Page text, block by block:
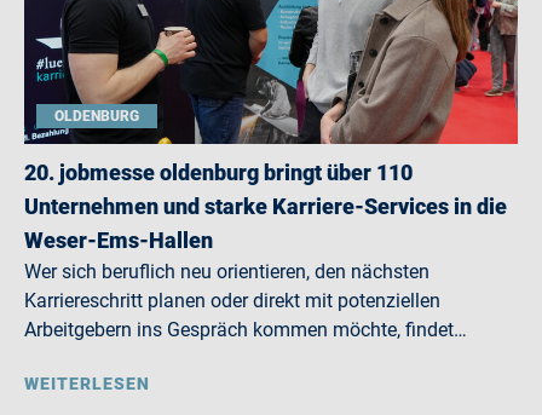
OLDENBURG
20. jobmesse oldenburg bringt über 110
Unternehmen und starke Karriere-Services in die
Weser-Ems-Hallen
Wer sich beruflich neu orientieren, den nächsten
Karriereschritt planen oder direkt mit potenziellen
Arbeitgebern ins Gespräch kommen möchte, findet…
WEITERLESEN